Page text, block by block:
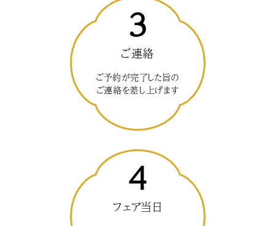
3
ご連絡
ご予約が完了した旨の
ご連絡を差し上げます
4
フェア当日